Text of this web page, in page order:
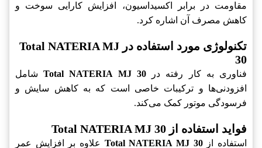
مقاومت در برابر اکسیداسیون، افزایش کارایی سوخت و
کاهش مصرف آن اشاره کرد.
تکنولوژی مورد استفاده در Total NATERIA MJ
30
فناوری به کار رفته درTotal NATERIA MJ 30شامل
افزودنی‌ها و ترکیبات خاصی است که به کاهش سایش و
فرسودگی موتور کمک می‌کند.
فواید استفاده از Total NATERIA MJ 30
استفاده ازTotal NATERIA MJ 30 علاوه بر افزایش عمر